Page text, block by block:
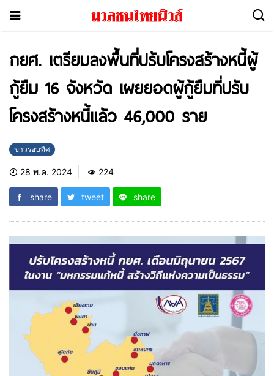
กยศ. เตรียมลงพื้นที่ปรับโครงสร้างหนี้ผู้
กู้ยืม 16 จังหวัด เผยยอดผู้กู้ยืมที่ปรับ
โครงสร้างหนี้แล้ว 46,000 ราย
ข่าวรอบทิศ
28 พ.ค. 2024 224
share tweet share